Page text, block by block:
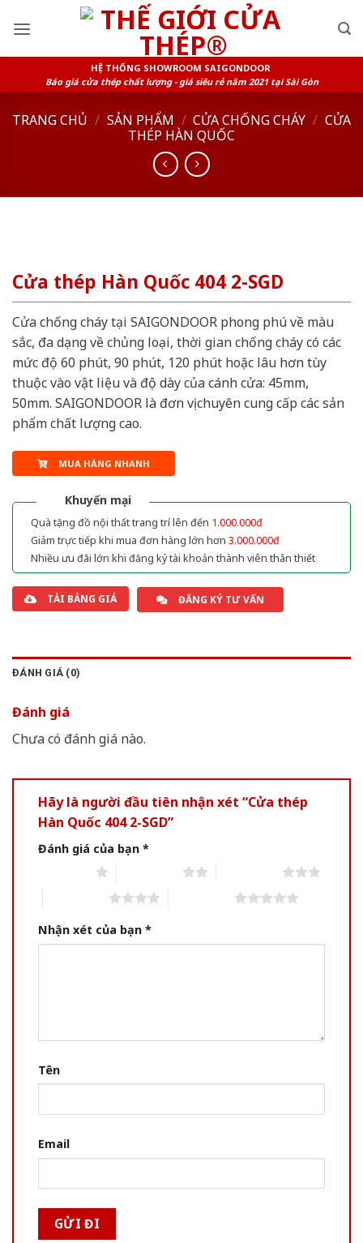
HỆ THỐNG SHOWROOM SAIGONDOOR
Báo giá cửa thép chất lượng - giá siêu rẻ năm 2021 tại Sài Gòn
TRANG CHỦ / SẢN PHẨM / CỬA CHỐNG CHÁY / CỬA
THÉP HÀN QUỐC
Cửa thép Hàn Quốc 404 2-SGD
Cửa chống cháy tại SAIGONDOOR phong phú về màu
sắc, đa dạng về chủng loại, thời gian chống cháy có các
mức độ 60 phút, 90 phút, 120 phút hoặc lâu hơn tùy
thuộc vào vật liệu và độ dày của cánh cửa: 45mm,
50mm. SAIGONDOOR là đơn vị chuyên cung cấp các sản
phẩm chất lượng cao.
MUA HÀNG NHANH
Khuyến mại
Quà tặng đồ nội thất trang trí lên đến 1.000.000đ
Giảm trực tiếp khi mua đơn hàng lớn hơn 3.000.000đ
Nhiều ưu đãi lớn khi đăng ký tài khoản thành viên thân thiết
TẢI BẢNG GIÁ ĐĂNG KÝ TƯ VẤN
ĐÁNH GIÁ (0)
Đánh giá
Chưa có đánh giá nào.
Hãy là người đầu tiên nhận xét “Cửa thép
Hàn Quốc 404 2-SGD”
Đánh giá của bạn *
Nhận xét của bạn *
Tên
Email